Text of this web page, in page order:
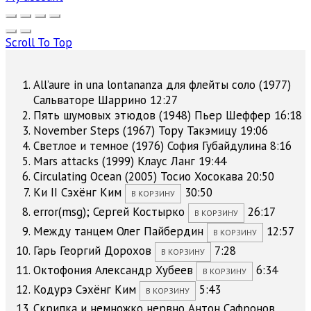
Scroll To Top
All’aure in una lontananza для флейты соло (1977)
Сальваторе Шаррино 12:27
Пять шумовых этюдов (1948) Пьер Шеффер 16:18
November Steps (1967) Тору Такэмицу 19:06
Светлое и темное (1976) София Губайдулина 8:16
Mars attacks (1999) Клаус Ланг 19:44
Circulating Ocean (2005) Тосио Хосокава 20:50
Ки II Сэхёнг Ким В КОРЗИНУ
30:50
error(msg); Сергей Костырко В КОРЗИНУ
26:17
Между танцем Олег Пайбердин В КОРЗИНУ
12:57
Гарь Георгий Дорохов В КОРЗИНУ
7:28
Октофония Александр Хубеев В КОРЗИНУ
6:34
Кодурэ Сэхёнг Ким В КОРЗИНУ
5:43